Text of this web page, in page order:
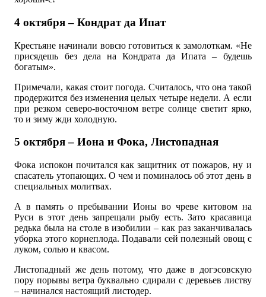
4 октября – Кондрат да Ипат
Крестьяне начинали вовсю готовиться к замолоткам. «Не
присядешь без дела на Кондрата да Ипата – будешь
богатым».
Примечали, какая стоит погода. Считалось, что она такой
продержится без изменения целых четыре недели. А если
при резком северо-восточном ветре солнце светит ярко,
то и зиму жди холодную.
5 октября – Иона и Фока, Листопадная
Фока испокон почитался как защитник от пожаров, ну и
спасатель утопающих. О чем и поминалось об этот день в
специальных молитвах.
А в память о пребывании Ионы во чреве китовом на
Руси в этот день запрещали рыбу есть. Зато красавица
редька была на столе в изобилии – как раз заканчивалась
уборка этого корнеплода. Подавали сей полезный овощ с
луком, солью и квасом.
Листопадный же день потому, что даже в догэсовскую
пору порывы ветра буквально сдирали с деревьев листву
– начинался настоящий листодер.